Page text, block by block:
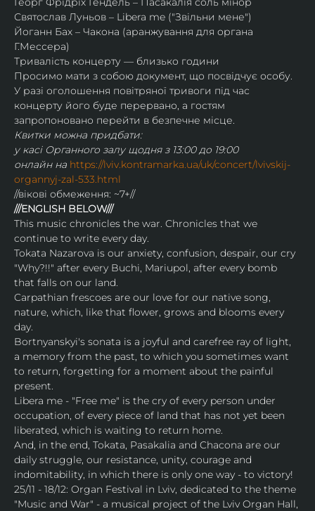
Святослав Луньов – Libera me ("Звільни мене")
Йоганн Бах – Чакона (аранжування для органа
Г.Мессера)
Тривалість концерту — близько години
Просимо мати з собою документ, що посвідчує особу.
У разі оголошення повітряної тривоги під час
концерту його буде перервано, а гостям
запропоновано перейти в безпечне місце.
Квитки можна придбати:
у касі Органного залу щодня з 13:00 до 19:00
онлайн на https://lviv.kontramarka.ua/uk/concert/lvivskij-
organnyj-zal-533.html
//вікові обмеження: ~7+//
///ENGLISH BELOW///
This music chronicles the war. Chronicles that we
continue to write every day.
Tokata Nazarova is our anxiety, confusion, despair, our cry
"Why?!!" after every Buchi, Mariupol, after every bomb
that falls on our land.
Carpathian frescoes are our love for our native song,
nature, which, like that flower, grows and blooms every
day.
Bortnyanskyi's sonata is a joyful and carefree ray of light,
a memory from the past, to which you sometimes want
to return, forgetting for a moment about the painful
present.
Libera me - "Free me" is the cry of every person under
occupation, of every piece of land that has not yet been
liberated, which is waiting to return home.
And, in the end, Tokata, Pasakalia and Chacona are our
daily struggle, our resistance, unity, courage and
indomitability, in which there is only one way - to victory!
25/11 - 18/12: Organ Festival in Lviv, dedicated to the theme
"Music and War" - a musical project of the Lviv Organ Hall,